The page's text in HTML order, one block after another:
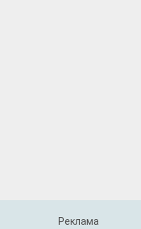
Реклама